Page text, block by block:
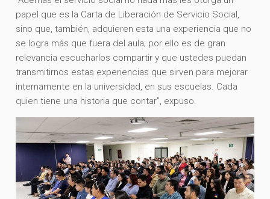
papel que es la Carta de Liberación de Servicio Social,
sino que, también, adquieren esta una experiencia que no
se logra más que fuera del aula; por ello es de gran
relevancia escucharlos compartir y que ustedes puedan
transmitirnos estas experiencias que sirven para mejorar
internamente en la universidad, en sus escuelas. Cada
quien tiene una historia que contar”, expuso.